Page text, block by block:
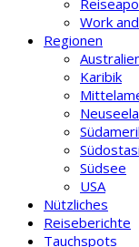
Work
Regionen
Karibik
Südsee
USA
Nützliches
Reiseberichte
Tauchspots